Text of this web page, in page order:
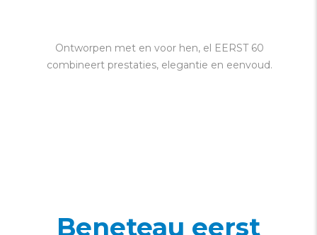
Ontworpen met en voor hen, el EERST 60
combineert prestaties, elegantie en eenvoud.
Beneteau eerst